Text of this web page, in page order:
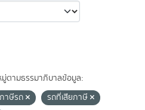
ตามธรรมาภิบาลข้อมูล:
ภาษีรถ
รถที่เสียภาษี